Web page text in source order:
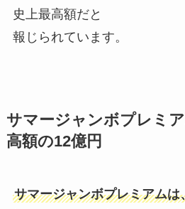
史上最高額だと
報じられています。
サマージャンボプレミ
高額の12億円
サマージャンボプレミアム